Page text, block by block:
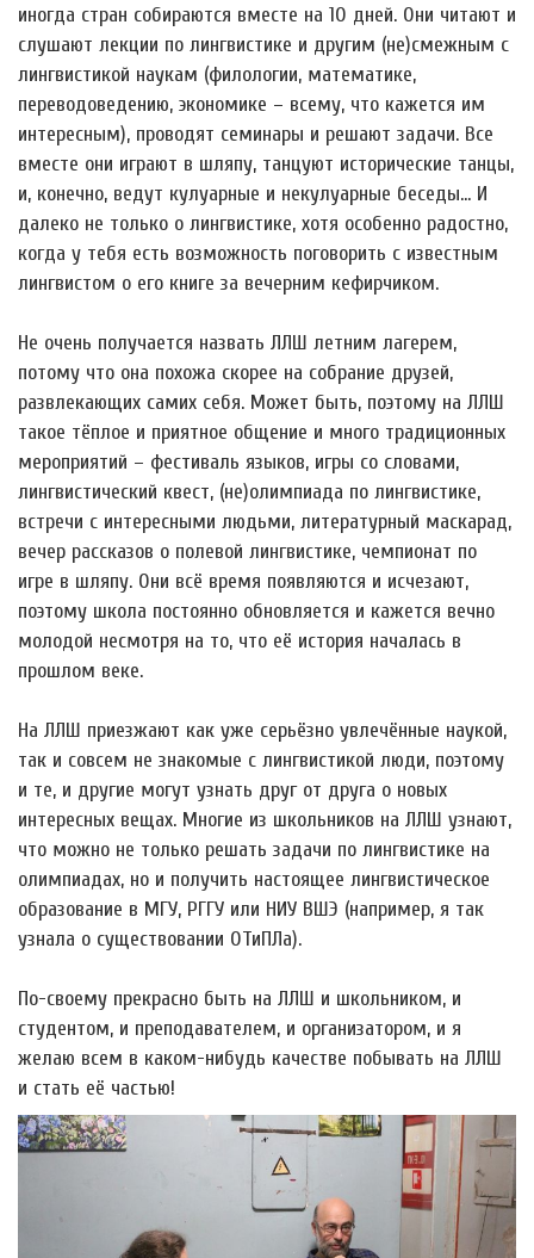
иногда стран собираются вместе на 10 дней. Они читают и
слушают лекции по лингвистике и другим (не)смежным с
лингвистикой наукам (филологии, математике,
переводоведению, экономике – всему, что кажется им
интересным), проводят семинары и решают задачи. Все
вместе они играют в шляпу, танцуют исторические танцы,
и, конечно, ведут кулуарные и некулуарные беседы… И
далеко не только о лингвистике, хотя особенно радостно,
когда у тебя есть возможность поговорить с известным
лингвистом о его книге за вечерним кефирчиком.
Не очень получается назвать ЛЛШ летним лагерем,
потому что она похожа скорее на собрание друзей,
развлекающих самих себя. Может быть, поэтому на ЛЛШ
такое тёплое и приятное общение и много традиционных
мероприятий – фестиваль языков, игры со словами,
лингвистический квест, (не)олимпиада по лингвистике,
встречи с интересными людьми, литературный маскарад,
вечер рассказов о полевой лингвистике, чемпионат по
игре в шляпу. Они всё время появляются и исчезают,
поэтому школа постоянно обновляется и кажется вечно
молодой несмотря на то, что её история началась в
прошлом веке.
На ЛЛШ приезжают как уже серьёзно увлечённые наукой,
так и совсем не знакомые с лингвистикой люди, поэтому
и те, и другие могут узнать друг от друга о новых
интересных вещах. Многие из школьников на ЛЛШ узнают,
что можно не только решать задачи по лингвистике на
олимпиадах, но и получить настоящее лингвистическое
образование в МГУ, РГГУ или НИУ ВШЭ (например, я так
узнала о существовании ОТиПЛа).
По-своему прекрасно быть на ЛЛШ и школьником, и
студентом, и преподавателем, и организатором, и я
желаю всем в каком-нибудь качестве побывать на ЛЛШ
и стать её частью!